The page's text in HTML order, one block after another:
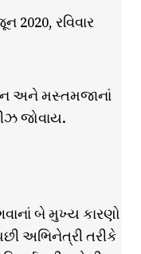
2020, રવિવાર
અને મસ્તમજાનાં
જોવાય.
બે મુખ્ય કારણો
અભિનેત્રી તરીકે